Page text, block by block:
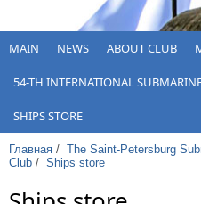
MAIN NEWS ABOUT CLUB
54-TH INTERNATIONAL
SHIPS STORE
Главная / The Saint-Petersburg
Club / Ships store